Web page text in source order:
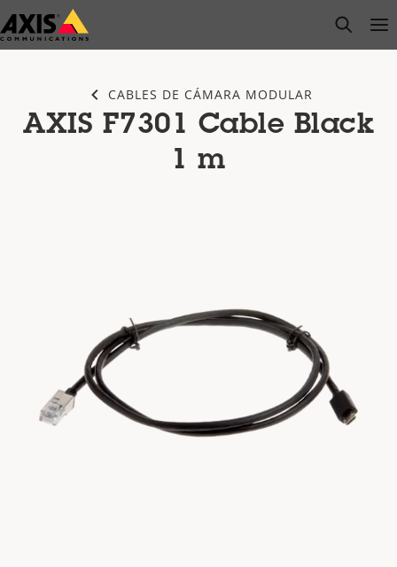
Saltar
al
open
CABLES DE CÁMARA MODULAR
AXIS F7301 Cable Black
1 m